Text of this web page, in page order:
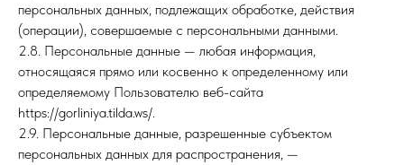
персональных данных, подлежащих обработке, действия
(операции), совершаемые с персональными данными.
2.8. Персональные данные — любая информация,
относящаяся прямо или косвенно к определенному или
определяемому Пользователю веб-сайта
https://gorliniya.tilda.ws/.
2.9. Персональные данные, разрешенные субъектом
персональных данных для распространения, —